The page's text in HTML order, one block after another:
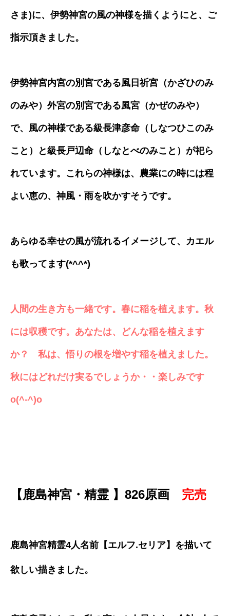
さま)に、伊勢神宮の風の神様を描くようにと、ご
指示頂きました。
伊勢神宮内宮の別宮である風日祈宮（かざひのみ
のみや）外宮の別宮である風宮（かぜのみや）
で、風の神様である級長津彦命（しなつひこのみ
こと）と級長戸辺命（しなとべのみこと）が祀ら
れています。これらの神様は、農業にの時には程
よい恵の、神風・雨を吹かすそうです。
あらゆる幸せの風が流れるイメージして、カエル
も歌ってます(*^^*)
人間の生き方も一緒です。春に稲を植えます。秋
には収穫です。あなたは、どんな稲を植えます
か？ 私は、悟りの根を増やす稲を植えました。
秋にはどれだけ実るでしょうか・・楽しみです
o(^-^)o
【鹿島神宮・精霊 】826原画 完売
鹿島神宮精霊4人名前【エルフ.セリア】を描いて
欲しい描きました。